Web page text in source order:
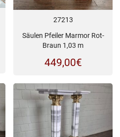
27213
Säulen Pfeiler Marmor Rot-
Braun 1,03 m
449,00€